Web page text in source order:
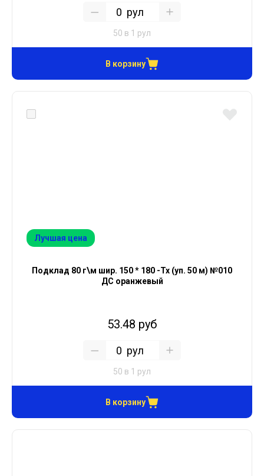
рул
50 в 1 рул
В корзину
Лучшая цена
Подклад 80 г\м шир. 150 * 180 -Тх (уп. 50 м) №010
ДС оранжевый
53.48 руб
рул
50 в 1 рул
В корзину